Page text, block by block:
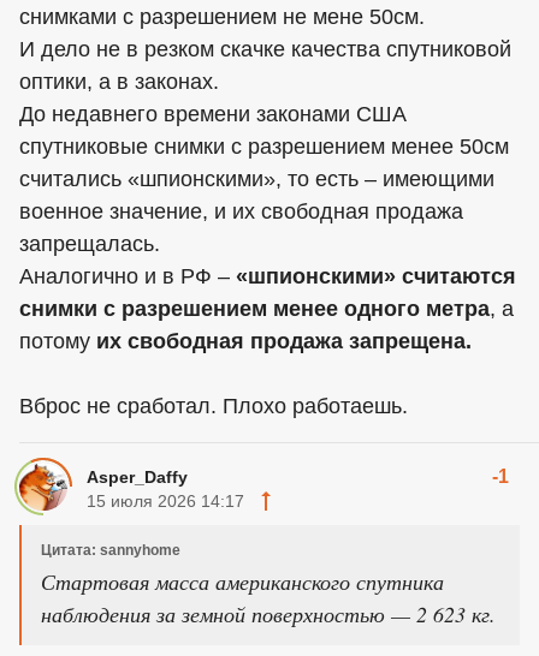
снимками с разрешением не мене 50см.
И дело не в резком скачке качества спутниковой
оптики, а в законах.
До недавнего времени законами США
спутниковые снимки с разрешением менее 50см
считались «шпионскими», то есть – имеющими
военное значение, и их свободная продажа
запрещалась.
Аналогично и в РФ – «шпионскими» считаются
снимки с разрешением менее одного метра, а
потому их свободная продажа запрещена.
Вброс не сработал. Плохо работаешь.
Asper_Daffy -1
15 июля 2026 14:17
Цитата: sannyhome
Стартовая масса американского спутника
наблюдения за земной поверхностью — 2 623 кг.